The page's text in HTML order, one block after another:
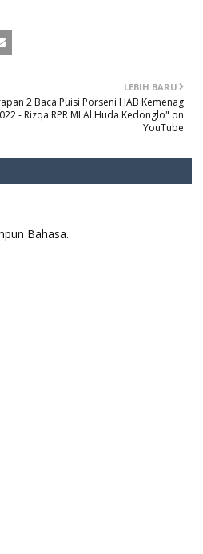
LEBIH BARU
2 Baca Puisi Porseni HAB Kemenag
- Rizqa RPR MI Al Huda Kedonglo" on
YouTube
Bahasa.